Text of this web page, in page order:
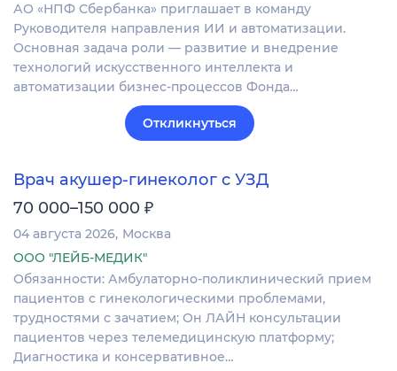
АО «НПФ Сбербанка» приглашает в команду
Руководителя направления ИИ и автоматизации.
Основная задача роли — развитие и внедрение
технологий искусственного интеллекта и
автоматизации бизнес-процессов Фонда…
Откликнуться
Врач акушер-гинеколог с УЗД
70 000–150 000 ₽
04 августа 2026 Москва
ООО "ЛЕЙБ-МЕДИК"
Обязанности: Амбулаторно-поликлинический прием
пациентов с гинекологическими проблемами,
трудностями с зачатием; Он ЛАЙН консультации
пациентов через телемедицинскую платформу;
Диагностика и консервативное…